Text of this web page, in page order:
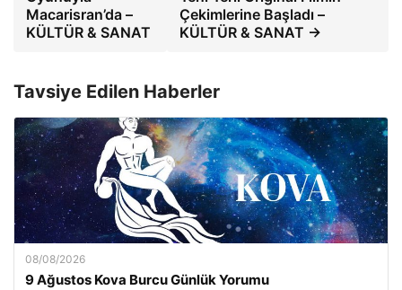
Macarisran’da –
KÜLTÜR & SANAT
Çekimlerine Başladı –
KÜLTÜR & SANAT →
Tavsiye Edilen Haberler
08/08/2026
9 Ağustos Kova Burcu Günlük Yorumu